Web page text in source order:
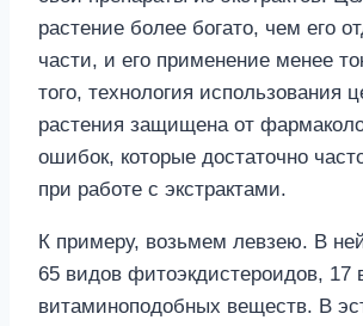
растение более богато, чем его
части, и его применение менее
того, технология использования
растения защищена от
ошибок, которые достаточно
при работе с экстрактами.
К примеру, возьмем левзею. В
65 видов фитоэкдистероидов, 17
витаминоподобных веществ. В